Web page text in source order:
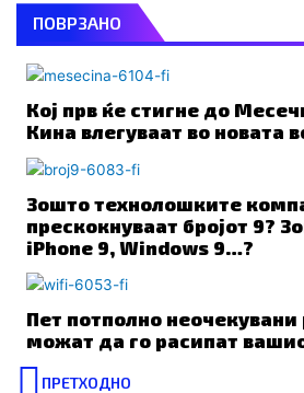
ПОВРЗАНО
Кој прв ќе стигне до
Кина влегуваат во новата
Зошто технолошките
прескокнуваат бројот 9?
iPhone 9, Windows 9…?
Пет потполно неочекувани
можат да го расипат
Prev
ПРЕТХОДНО